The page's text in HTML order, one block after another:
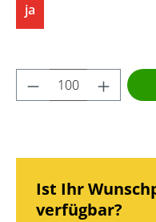
ja
Produkt
Ist Ihr
verfügbar?